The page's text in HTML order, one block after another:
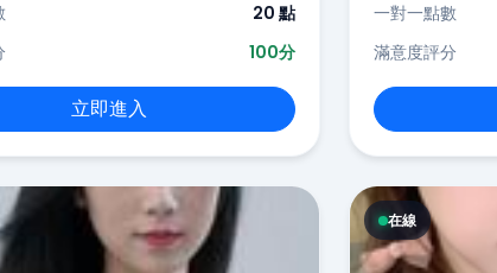
20 點
100分
立即進入
一對一點數
滿意度評分
在線